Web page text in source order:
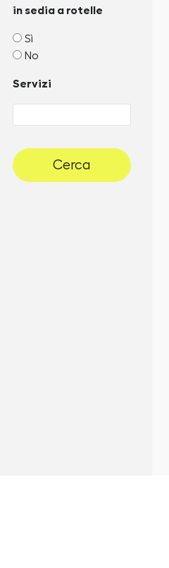
in sedia a rotelle
Sì
No
Servizi
Cerca